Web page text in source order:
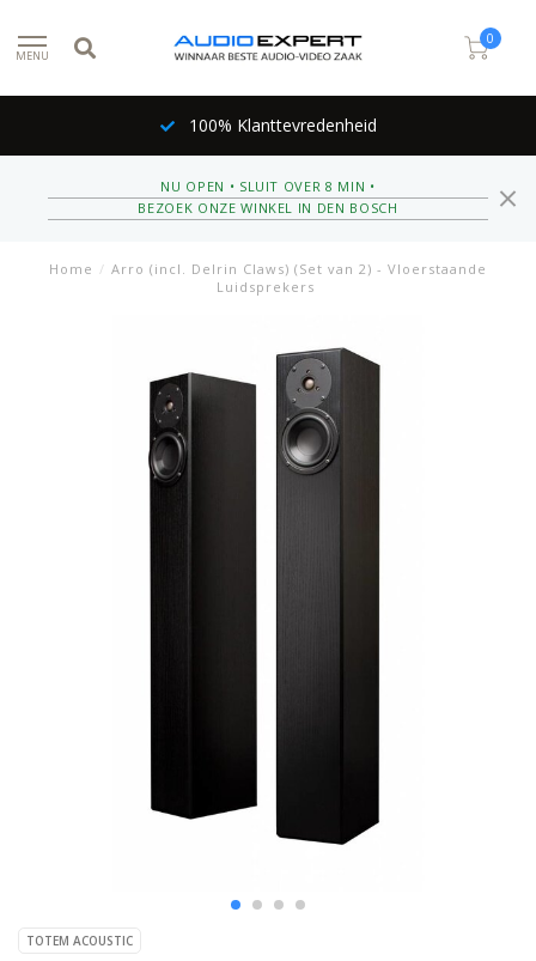
MENU
0
100% Klanttevredenheid
NU OPEN • SLUIT OVER 8 MIN •
BEZOEK ONZE WINKEL IN DEN BOSCH
Home / Arro (incl. Delrin Claws) (Set van 2) - Vloerstaande
Luidsprekers
TOTEM ACOUSTIC